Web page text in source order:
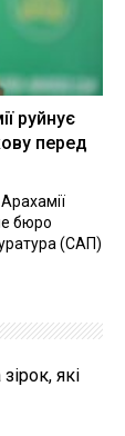
руйнує
перед
бюро
(САП)
які